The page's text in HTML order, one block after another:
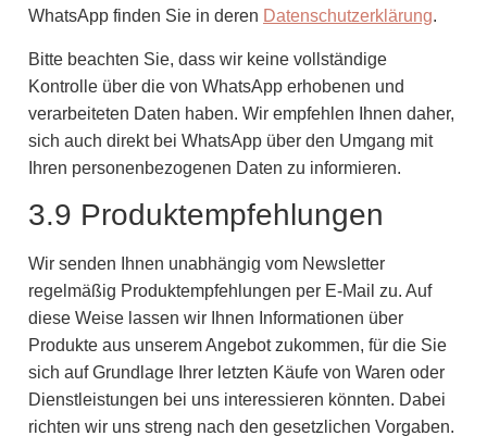
WhatsApp finden Sie in deren Datenschutzerklärung.
Bitte beachten Sie, dass wir keine vollständige
Kontrolle über die von WhatsApp erhobenen und
verarbeiteten Daten haben. Wir empfehlen Ihnen daher,
sich auch direkt bei WhatsApp über den Umgang mit
Ihren personenbezogenen Daten zu informieren.
3.9 Produktempfehlungen
Wir senden Ihnen unabhängig vom Newsletter
regelmäßig Produktempfehlungen per E-Mail zu. Auf
diese Weise lassen wir Ihnen Informationen über
Produkte aus unserem Angebot zukommen, für die Sie
sich auf Grundlage Ihrer letzten Käufe von Waren oder
Dienstleistungen bei uns interessieren könnten. Dabei
richten wir uns streng nach den gesetzlichen Vorgaben.